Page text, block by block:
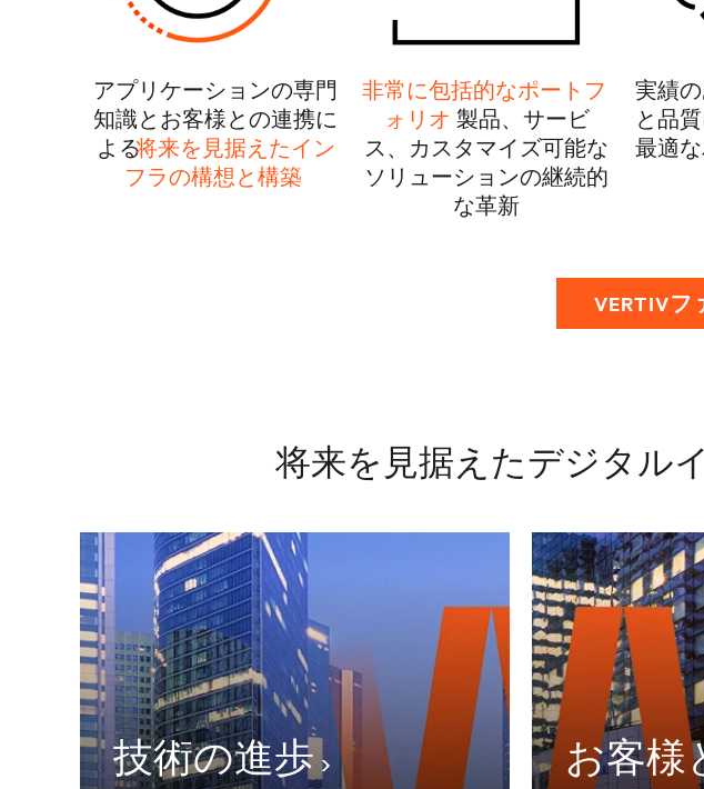
アプリケーションの専門
知識とお客様との連携に
よる将来を見据えたイン
フラの構想と構築
非常に包括的なポートフ
ォリオ 製品、サービ
ス、カスタマイズ可能な
ソリューションの継続的
な革新
実績
と品
最適
VERTIV
将来を見据えたデジタル
技術の進歩 お客様